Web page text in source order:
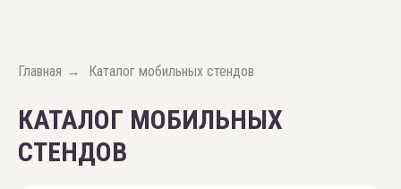
Главная → Каталог мобильных стендов
КАТАЛОГ МОБИЛЬНЫХ
СТЕНДОВ